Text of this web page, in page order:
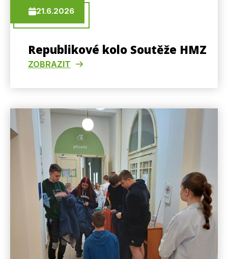
21.6.2026
Republikové kolo Soutěže HMZ
ZOBRAZIT